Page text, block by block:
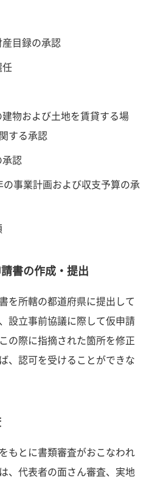
目録の承認
任
物および土地を賃貸する場
する承認
承認
事業計画および収支予算の承
書の作成・提出
を所轄の都道府県に提出して
設立事前協議に際して仮申請
の際に指摘された箇所を修正
、認可を受けることができな
もとに書類審査がおこなわれ
、代表者の面さん審査、実地